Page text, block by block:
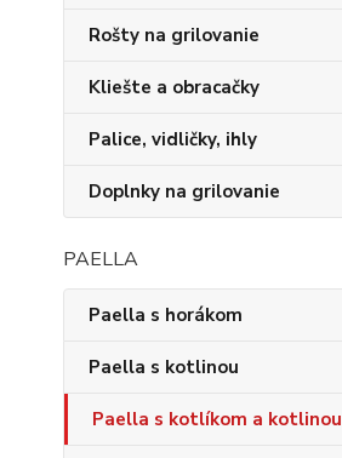
Rošty na grilovanie
Kliešte a obracačky
Palice, vidličky, ihly
Doplnky na grilovanie
PAELLA
Paella s horákom
Paella s kotlinou
Paella s kotlíkom a kotlinou